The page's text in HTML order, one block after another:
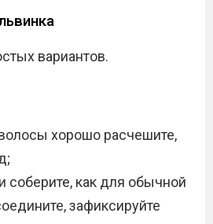
вариантов.
хорошо расчешите,
соберите, как для обычной
зафиксируйте